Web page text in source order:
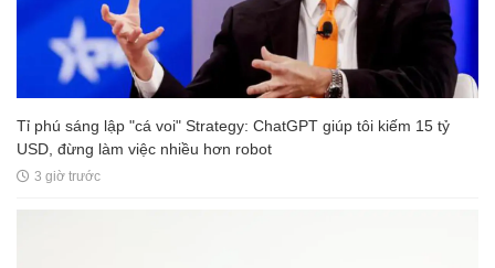
Tỉ phú sáng lập "cá voi" Strategy: ChatGPT giúp tôi kiếm 15 tỷ
USD, đừng làm việc nhiều hơn robot
3 giờ trước